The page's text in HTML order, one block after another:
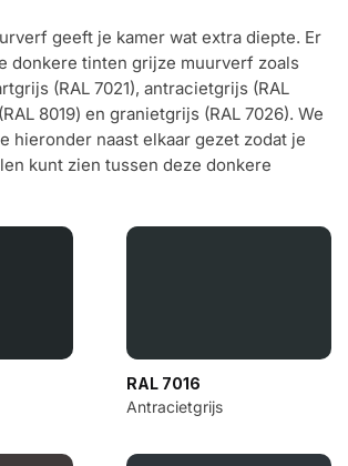
geeft je kamer wat extra diepte. Er
donkere tinten grijze muurverf zoals
(RAL 7021), antracietgrijs (RAL
8019) en granietgrijs (RAL 7026). We
hieronder naast elkaar gezet zodat je
kunt zien tussen deze donkere
RAL 7016
Antracietgrijs